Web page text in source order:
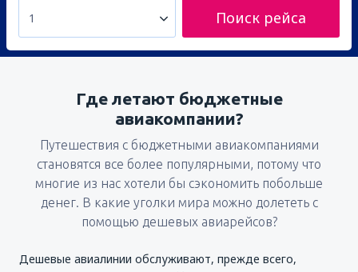
1 Поиск рейса
Где летают бюджетные
авиакомпании?
Путешествия с бюджетными авиакомпаниями
становятся все более популярными, потому что
многие из нас хотели бы сэкономить побольше
денег. В какие уголки мира можно долететь с
помощью дешевых авиарейсов?
Дешевые авиалинии обслуживают, прежде всего,